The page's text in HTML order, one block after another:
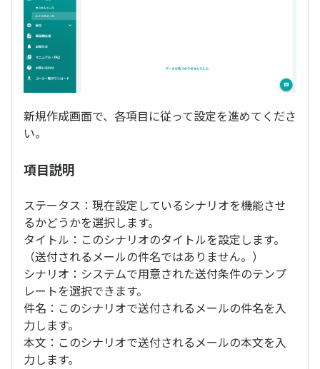
新規作成画面で、各項目に従って設定を進めてくださ
い。
項目説明
ステータス：現在設定しているシナリオを機能させ
るかどうかを選択します。
タイトル：このシナリオのタイトルを設定します。
（送付されるメールの件名ではありません。）
シナリオ：システムで用意された送付条件のテンプ
レートを選択できます。
件名：このシナリオで送付されるメールの件名を入
力します。
本文：このシナリオで送付されるメールの本文を入
力します。